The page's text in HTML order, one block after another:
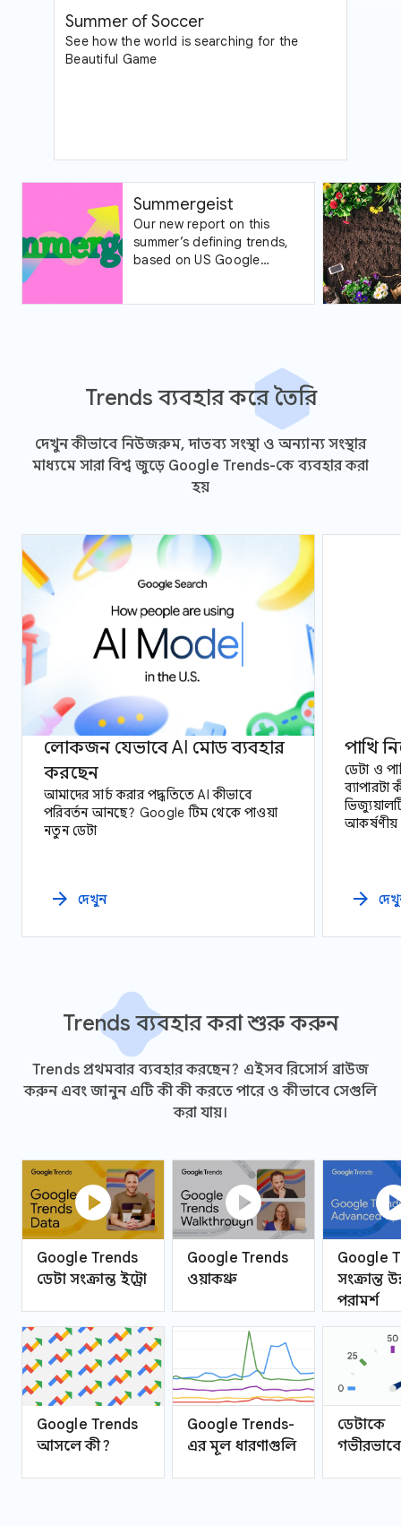
Summer of Soccer
See how the world is searching for the
Beautiful Game
Summergeist
Our new report on this
summer’s defining trends,
based on US Google
Trends ব্যবহার করে তৈরি
দেখুন কীভাবে নিউজরুম, দাতব্য সংস্থা ও অন্যান্য সংস্থার
মাধ্যমে সারা বিশ্ব জুড়ে Google Trends-কে ব্যবহার করা
হয়
লোকজন যেভাবে AI মোড ব্যবহার
করছেন
আমাদের সার্চ করার পদ্ধতিতে AI কীভাবে
পরিবর্তন আনছে? Google টিম থেকে পাওয়া
নতুন ডেটা
arrow_forward দেখুন
পাখি
ডেটা ও
ব্যাপারটা
আকর্ষণীয় কাজ,
arrow_forward
Trends ব্যবহার করা শুরু করুন
Trends প্রথমবার ব্যবহার করছেন? এইসব রিসোর্স ব্রাউজ
করুন এবং জানুন এটি কী কী করতে পারে ও কীভাবে সেগুলি
করা যায়।
play_circle
Google Trends
ডেটা সংক্রান্ত ইন্ট্রো
play_circle
Google Trends
ওয়াকথ্রু
Google
সংক্রান্ত
পরামর্শ
Google Trends
আসলে কী?
Google Trends-
এর মূল ধারণাগুলি
ডেটাকে